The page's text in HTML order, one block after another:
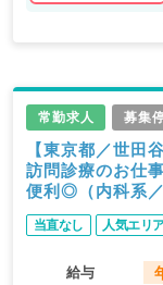
常勤求人 募集
【東京都／世
訪問診療のお仕
便利◎（内科系／
当直なし 人気エリ
給与